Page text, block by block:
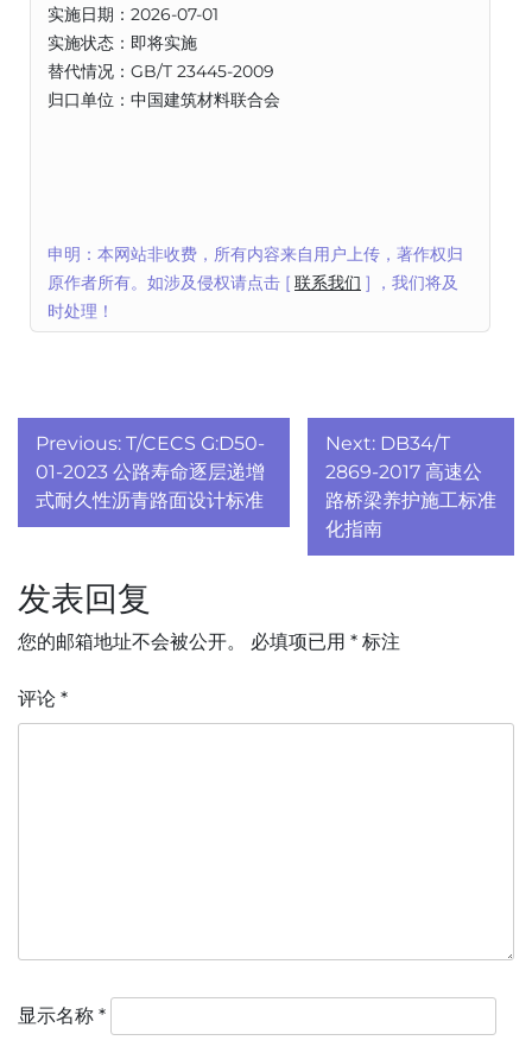
实施日期：2026-07-01
实施状态：即将实施
替代情况：GB/T 23445-2009
归口单位：中国建筑材料联合会
申明：本网站非收费，所有内容来自用户上传，著作权归
原作者所有。如涉及侵权请点击 [ 联系我们 ] ，我们将及
时处理！
文
章
导
航
Previous: T/CECS G:D50-
01-2023 公路寿命逐层递增
式耐久性沥青路面设计标准
Next: DB34/T
2869-2017 高速公
路桥梁养护施工标准
化指南
发表回复
您的邮箱地址不会被公开。 必填项已用 * 标注
评论 *
显示名称 *